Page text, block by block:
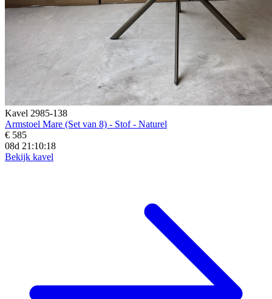
Kavel 2985-138
Armstoel Mare (Set van 8) - Stof - Naturel
€ 585
08d 21:10:16
Bekijk kavel